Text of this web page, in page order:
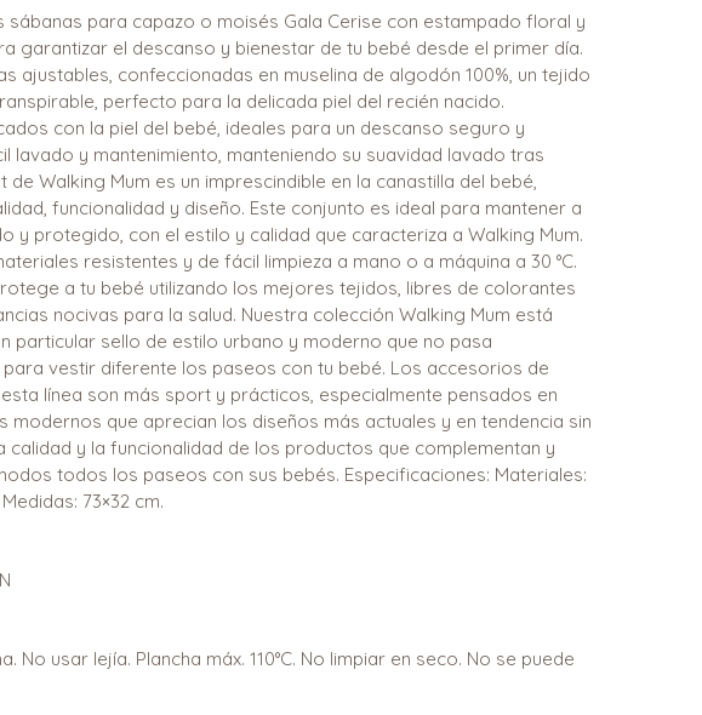
sábanas para capazo o moisés Gala Cerise con estampado floral y
garantizar el descanso y bienestar de tu bebé desde el primer día.
ajustables, confeccionadas en muselina de algodón 100%, un tejido
perfecto para la delicada piel del recién nacido.
con la piel del bebé, ideales para un descanso seguro y
lavado y mantenimiento, manteniendo su suavidad lavado tras
de Walking Mum es un imprescindible en la canastilla del bebé,
funcionalidad y diseño. Este conjunto es ideal para mantener a
y protegido, con el estilo y calidad que caracteriza a Walking Mum.
resistentes y de fácil limpieza a mano o a máquina a 30 °C.
a tu bebé utilizando los mejores tejidos, libres de colorantes
nocivas para la salud. Nuestra colección Walking Mum está
particular sello de estilo urbano y moderno que no pasa
vestir diferente los paseos con tu bebé. Los accesorios de
línea son más sport y prácticos, especialmente pensados en
modernos que aprecian los diseños más actuales y en tendencia sin
calidad y la funcionalidad de los productos que complementan y
todos los paseos con sus bebés. Especificaciones: Materiales:
73×32 cm.
No usar lejía. Plancha máx. 110°C. No limpiar en seco. No se puede